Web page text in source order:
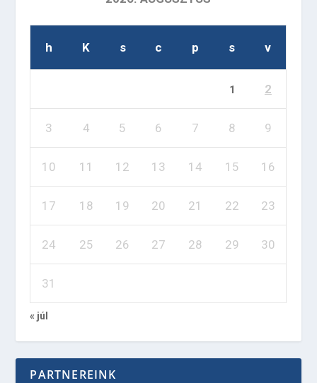
h K s c p s v
1 2
3 4 5 6 7 8 9
10 11 12 13 14 15 16
17 18 19 20 21 22 23
24 25 26 27 28 29 30
31
« júl
PARTNEREINK